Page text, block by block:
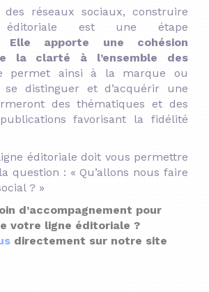
réseaux sociaux, construire
est une étape
Elle apporte une cohésion
la clarté à l’ensemble des
permet ainsi à la marque ou
se distinguer et d’acquérir une
des thématiques et des
favorisant la fidélité
éditoriale doit vous permettre
question : « Qu’allons nous faire
? »
d’accompagnement pour
votre ligne éditoriale ?
directement sur notre site